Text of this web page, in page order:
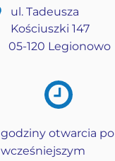
godziny otwarcia po
wcześniejszym
05-120 Legionowo
ul. Tadeusza
Kościuszki 147